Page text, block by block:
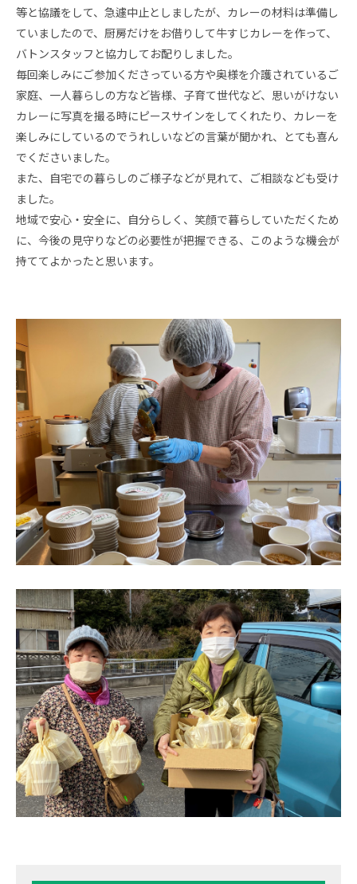
等と協議をして、急遽中止としましたが、カレーの材料は準備し
ていましたので、厨房だけをお借りして牛すじカレーを作って、
バトンスタッフと協力してお配りしました。
毎回楽しみにご参加くださっている方や奥様を介護されているご
家庭、一人暮らしの方など皆様、子育て世代など、思いがけない
カレーに写真を撮る時にピースサインをしてくれたり、カレーを
楽しみにしているのでうれしいなどの言葉が聞かれ、とても喜ん
でくださいました。
また、自宅での暮らしのご様子などが見れて、ご相談なども受け
ました。
地域で安心・安全に、自分らしく、笑顔で暮らしていただくため
に、今後の見守りなどの必要性が把握できる、このような機会が
持ててよかったと思います。